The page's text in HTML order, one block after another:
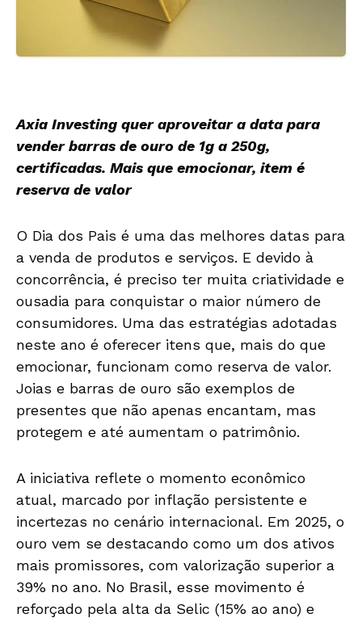
Axia Investing quer aproveitar a data para
vender barras de ouro de 1g a 250g,
certificadas. Mais que emocionar, item é
reserva de valor
O Dia dos Pais é uma das melhores datas para
a venda de produtos e serviços. E devido à
concorrência, é preciso ter muita criatividade e
ousadia para conquistar o maior número de
consumidores. Uma das estratégias adotadas
neste ano é oferecer itens que, mais do que
emocionar, funcionam como reserva de valor.
Joias e barras de ouro são exemplos de
presentes que não apenas encantam, mas
protegem e até aumentam o patrimônio.
A iniciativa reflete o momento econômico
atual, marcado por inflação persistente e
incertezas no cenário internacional. Em 2025, o
ouro vem se destacando como um dos ativos
mais promissores, com valorização superior a
39% no ano. No Brasil, esse movimento é
reforçado pela alta da Selic (15% ao ano) e